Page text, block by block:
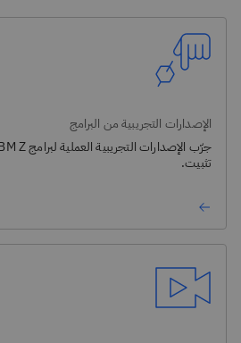
الإصدارات التجريبية من البرامج
تثبيت.